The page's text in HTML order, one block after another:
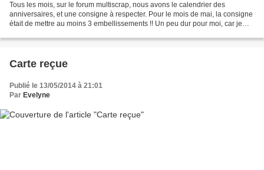
Tous les mois, sur le forum multiscrap, nous avons le calendrier des
anniversaires, et une consigne à respecter. Pour le mois de mai, la consigne
était de mettre au moins 3 embellissements !! Un peu dur pour moi, car je
Carte reçue
Publié le 13/05/2014 à 21:01
Par Evelyne